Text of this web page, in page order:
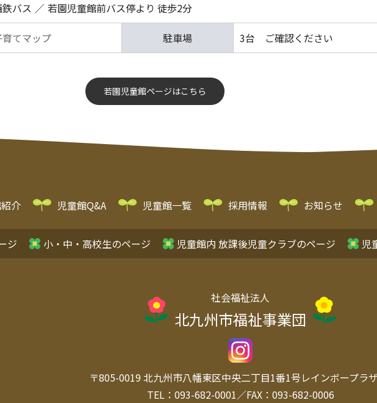
鉄バス 若園児童館前バス停より 徒歩2分
育てマップ 駐車場 3台 ご確認ください
若園児童館ページはこちら
介 児童館Q&A 児童館一覧 採用情報 お知らせ
ジ 小・中・高校生のページ 児童館内 放課後児童クラブのページ 児
社会福祉法人
北九州市福祉事業団
〒805-0019北九州市八幡東区中央二丁目1番1号レインボープラ
TEL：093-682-0001／FAX：093-682-0006